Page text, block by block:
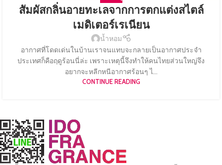
สัมผัสกลิ่นอายทะเลจากการตกแต่งสไตล์
เมดิเตอร์เรเนียน
น้ำหอม
อากาศที่โดดเด่นในบ้านเราจนแทบจะกลายเป็นอากาศประจำ
ประเทศก็คือฤดูร้อนนี่ล่ะ เพราะเหตุนี้จึงทำให้คนไทยส่วนใหญ่จึง
อยากจะหลีกหนีอากาศร้อนๆ ไ...
CONTINUE READING